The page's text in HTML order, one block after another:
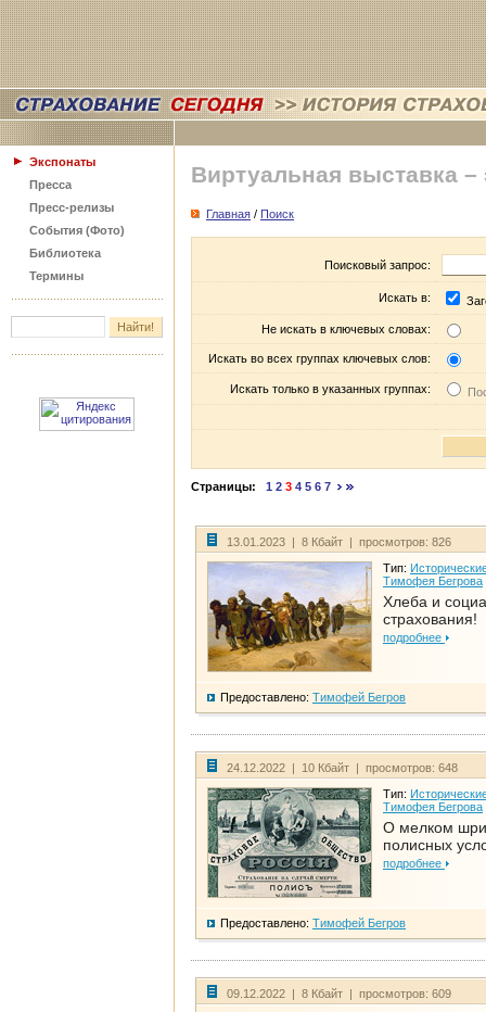
Экспонаты
Пресса
Пресс-релизы
События (Фото)
Библиотека
Термины
Виртуальная выставка –
Главная / Поиск
Поисковый запрос:
Искать в:
Не искать в ключевых словах:
Искать во всех группах ключевых слов:
Искать только в указанных группах:
Страницы: 1 2 3 4 5 6 7
13.01.2023 | 8 Кбайт | просмотров: 826
Тип:
Тимофея Бегрова
Хлеба и
страхования!
подробнее
Предоставлено: Тимофей Бегров
24.12.2022 | 10 Кбайт | просмотров: 648
Тип:
Тимофея Бегрова
О мелком
полисных
подробнее
Предоставлено: Тимофей Бегров
09.12.2022 | 8 Кбайт | просмотров: 609